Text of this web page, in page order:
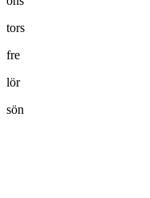
tors
fre
lör
sön